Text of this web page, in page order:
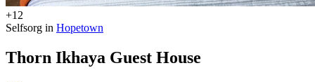
+12
Selfsorg in Hopetown
Thorn Ikhaya Guest House